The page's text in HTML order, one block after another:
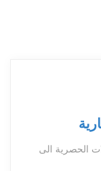
الحصرية الى